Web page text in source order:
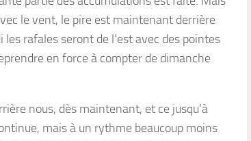
le vent, le pire est maintenant derrière
rafales seront de l’est avec des pointes
en force à compter de dimanche
nous, dès maintenant, et ce jusqu’à
mais à un rythme beaucoup moins